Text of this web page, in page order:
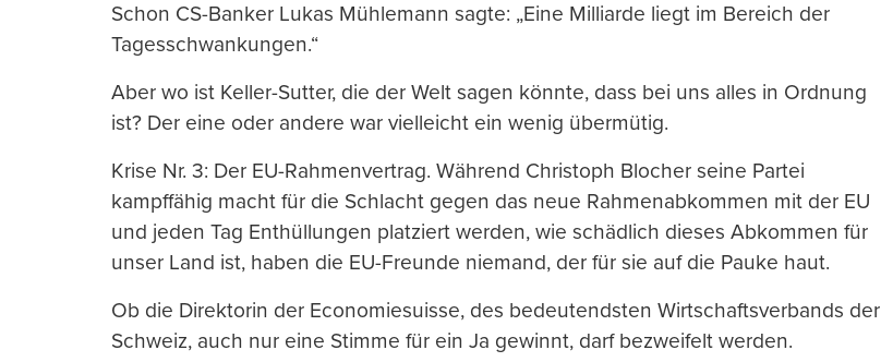
Schon CS-Banker Lukas Mühlemann sagte: „Eine Milliarde liegt im Bereich der
Tagesschwankungen.“
Aber wo ist Keller-Sutter, die der Welt sagen könnte, dass bei uns alles in Ordnung
ist? Der eine oder andere war vielleicht ein wenig übermütig.
Krise Nr. 3: Der EU-Rahmenvertrag. Während Christoph Blocher seine Partei
kampffähig macht für die Schlacht gegen das neue Rahmenabkommen mit der EU
und jeden Tag Enthüllungen platziert werden, wie schädlich dieses Abkommen für
unser Land ist, haben die EU-Freunde niemand, der für sie auf die Pauke haut.
Ob die Direktorin der Economiesuisse, des bedeutendsten Wirtschaftsverbands der
Schweiz, auch nur eine Stimme für ein Ja gewinnt, darf bezweifelt werden.